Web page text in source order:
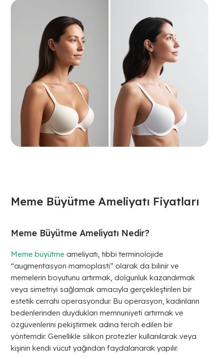
Meme Büyütme Ameliyatı Fiyatları
Meme Büyütme Ameliyatı Nedir?
Meme büyütme ameliyatı, tıbbi terminolojide
“augmentasyon mamoplasti” olarak da bilinir ve
memelerin boyutunu artırmak, dolgunluk kazandırmak
veya simetriyi sağlamak amacıyla gerçekleştirilen bir
estetik cerrahi operasyondur. Bu operasyon, kadınların
bedenlerinden duydukları memnuniyeti artırmak ve
özgüvenlerini pekiştirmek adına tercih edilen bir
yöntemdir. Genellikle silikon protezler kullanılarak veya
kişinin kendi vücut yağından faydalanarak yapılır.